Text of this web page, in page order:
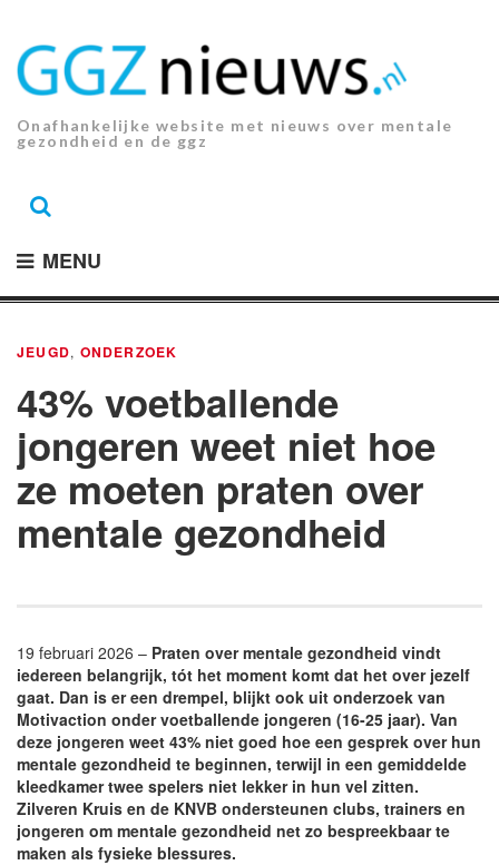
inhoud.
Onafhankelijke website met nieuws over mentale
gezondheid en de ggz
MENU
JEUGD, ONDERZOEK
43% voetballende
jongeren weet niet hoe
ze moeten praten over
mentale gezondheid
19 februari 2026 – Praten over mentale gezondheid vindt
iedereen belangrijk, tót het moment komt dat het over jezelf
gaat. Dan is er een drempel, blijkt ook uit onderzoek van
Motivaction onder voetballende jongeren (16-25 jaar). Van
deze jongeren weet 43% niet goed hoe een gesprek over hun
mentale gezondheid te beginnen, terwijl in een gemiddelde
kleedkamer twee spelers niet lekker in hun vel zitten.
Zilveren Kruis en de KNVB ondersteunen clubs, trainers en
jongeren om mentale gezondheid net zo bespreekbaar te
maken als fysieke blessures.